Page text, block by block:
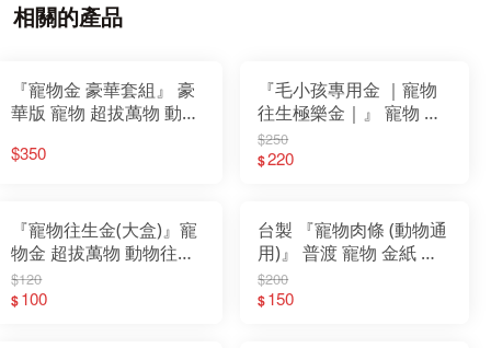
相關的產品
『寵物金 豪華套組』 豪
華版 寵物 超拔萬物 動物
飼料
$350
『毛小孩專用金 ｜寵物
往生極樂金｜』 寵物 超
拔萬物 動物往生 金紙
$250
$220
『寵物往生金(大盒)』寵
物金 超拔萬物 動物往生
金紙 紙紮 罐頭 食物
$120
$100
台製 『寵物肉條 (動物通
用)』 普渡 寵物 金紙 紙
紮 狗 貓
$200
$150